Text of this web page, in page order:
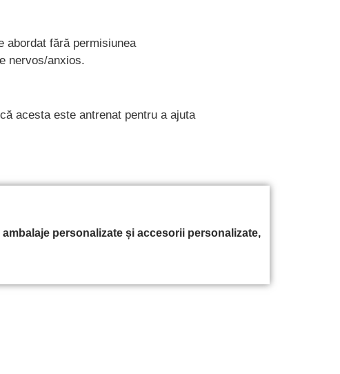
abordat fără permisiunea
nervos/anxios.
acesta este antrenat pentru a ajuta
personalizate și accesorii personalizate,